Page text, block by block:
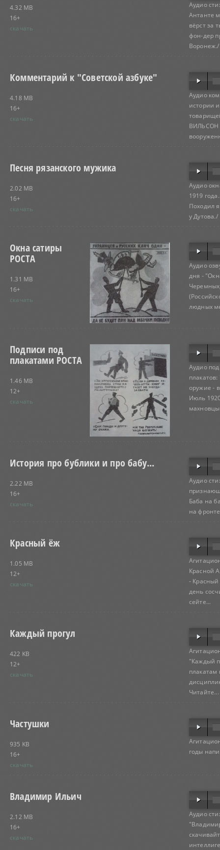
4.32 MB
16+
скачать
Аудио
Антанте
вёрст за
фон-дер
Воронеж./
Комментарий к "Советской азбуке"
4.18 MB
16+
скачать
Аудио
истории
ВИЛЬСОН
Песня рязанского мужика
2.02 MB
16+
скачать
Аудио
1919
Походил
у
Окна сатиры
РОСТА
1.31 MB
16+
скачать
Аудио
дня -
людных
Подписи под
плакатами РОСТА
1.46 MB
12+
скачать
Аудио
оружие -
Июль
махновцы
История про бублики и про бабу...
2.22 MB
16+
скачать
Аудио
Баба на
на
Красный ёж
1.05 MB
12+
скачать
Красной
-
день
сейте...
Каждый прогул
422 KB
12+
скачать
"Каждый
плакатам
Читайте...
Частушки
935 KB
16+
скачать
годы
Владимир Ильич
2.12 MB
16+
скачать
Аудио